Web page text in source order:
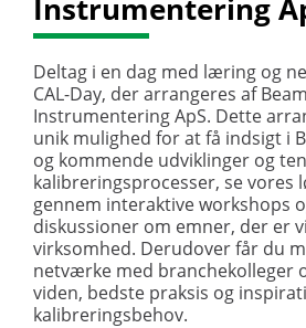
Instrumentering
Deltag i en dag med læring og
CAL-Day, der arrangeres af
Instrumentering ApS. Dette
unik mulighed for at få indsigt i
og kommende udviklinger og
kalibreringsprocesser, se vores
gennem interaktive workshops
diskussioner om emner, der er
virksomhed. Derudover får du
netværke med branchekolleger
viden, bedste praksis og
kalibreringsbehov.